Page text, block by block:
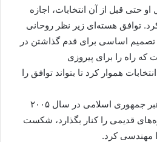
حتی قبل از آن انتخابات، اجازه
توافق هسته‌ای زیر نظر روحانی
اساسی برای قدم گذاشتن در
که راه را برای پیروزی
هموار کرد تا بتواند توافق را
در نمونه‌ای دیگر، وقتی رهبر جمهوری اسلامی در سال ۲۰۰۵
قدیمی را کنار بگذارد، شکست
مهندسی کرد.